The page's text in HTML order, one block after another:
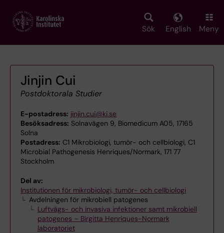
main
Sök English Meny
Jinjin Cui
Postdoktorala Studier
E-postadress: jinjin.cui@ki.se
Besöksadress: Solnavägen 9, Biomedicum A05, 17165
Solna
Postadress: C1 Mikrobiologi, tumör- och cellbiologi, C1
Microbial Pathogenesis Henriques/Normark, 171 77
Stockholm
Del av:
Institutionen för mikrobiologi, tumör- och cellbiologi
Avdelningen för mikrobiell patogenes
Luftvägs- och invasiva infektioner samt mikrobiell
patogenes – Birgitta Henriques-Normark
laboratoriet